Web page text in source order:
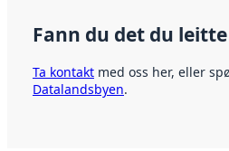
Fann du det du
Ta kontakt med oss her, eller
Datalandsbyen.